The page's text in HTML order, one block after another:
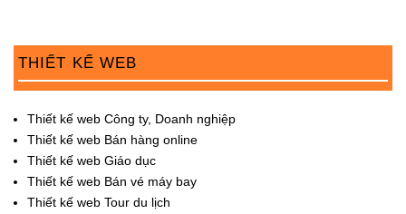
THIẾT KẾ WEB
Thiết kế web Công ty, Doanh nghiệp
Thiết kế web Bán hàng online
Thiết kế web Giáo dục
Thiết kế web Bán vé máy bay
Thiết kế web Tour du lịch